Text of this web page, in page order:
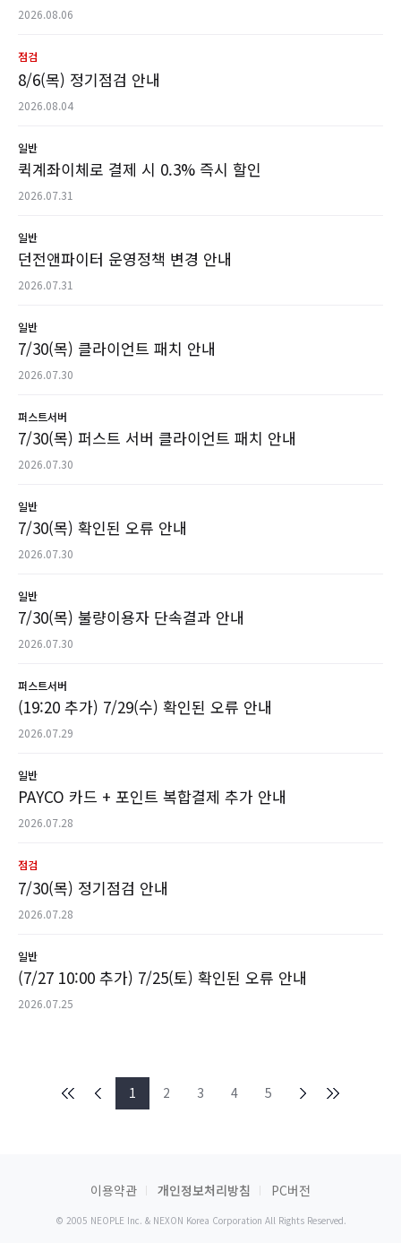
2026.08.06
점검
8/6(목) 정기점검 안내
2026.08.04
일반
퀵계좌이체로 결제 시 0.3% 즉시 할인
2026.07.31
일반
던전앤파이터 운영정책 변경 안내
2026.07.31
일반
7/30(목) 클라이언트 패치 안내
2026.07.30
퍼스트서버
7/30(목) 퍼스트 서버 클라이언트 패치 안내
2026.07.30
일반
7/30(목) 확인된 오류 안내
2026.07.30
일반
7/30(목) 불량이용자 단속결과 안내
2026.07.30
퍼스트서버
(19:20 추가) 7/29(수) 확인된 오류 안내
2026.07.29
일반
PAYCO 카드 + 포인트 복합결제 추가 안내
2026.07.28
점검
7/30(목) 정기점검 안내
2026.07.28
일반
(7/27 10:00 추가) 7/25(토) 확인된 오류 안내
2026.07.25
1 2 3 4 5
이용약관 개인정보처리방침 PC버전
© 2005 NEOPLE Inc. & NEXON Korea Corporation All Rights Reserved.